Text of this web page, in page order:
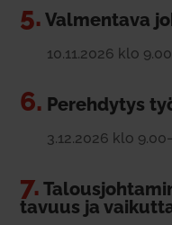
5. Val­mentava
10.11.2026 klo
6. Pereh­dytys
3.12.2026 klo
7.
tavuus ja